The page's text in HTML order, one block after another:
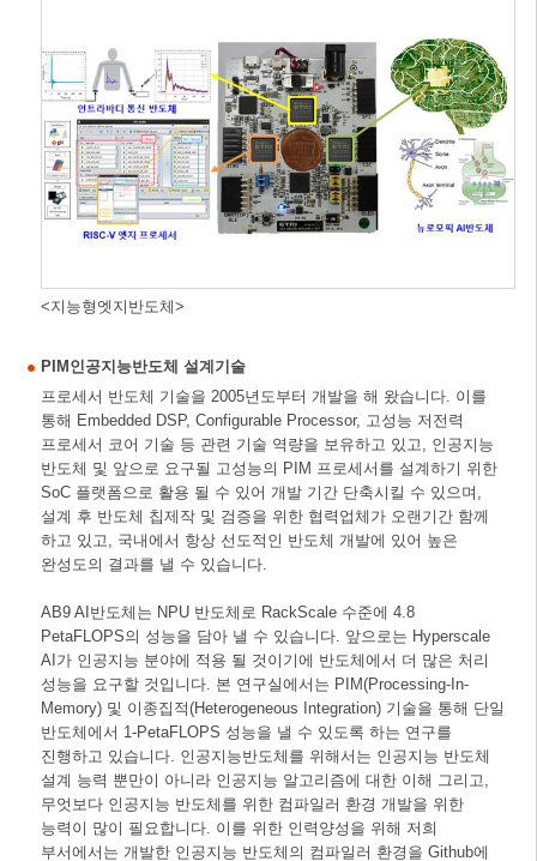
<지능형엣지반도체>
PIM인공지능반도체 설계기술
프로세서 반도체 기술을 2005년도부터 개발을 해 왔습니다. 이를
통해 Embedded DSP, Configurable Processor, 고성능 저전력
프로세서 코어 기술 등 관련 기술 역량을 보유하고 있고, 인공지능
반도체 및 앞으로 요구될 고성능의 PIM 프로세서를 설계하기 위한
SoC 플랫폼으로 활용 될 수 있어 개발 기간 단축시킬 수 있으며,
설계 후 반도체 칩제작 및 검증을 위한 협력업체가 오랜기간 함께
하고 있고, 국내에서 항상 선도적인 반도체 개발에 있어 높은
완성도의 결과를 낼 수 있습니다.
AB9 AI반도체는 NPU 반도체로 RackScale 수준에 4.8
PetaFLOPS의 성능을 담아 낼 수 있습니다. 앞으로는 Hyperscale
AI가 인공지능 분야에 적용 될 것이기에 반도체에서 더 많은 처리
성능을 요구할 것입니다. 본 연구실에서는 PIM(Processing-In-
Memory) 및 이종집적(Heterogeneous Integration) 기술을 통해 단일
반도체에서 1-PetaFLOPS 성능을 낼 수 있도록 하는 연구를
진행하고 있습니다. 인공지능반도체를 위해서는 인공지능 반도체
설계 능력 뿐만이 아니라 인공지능 알고리즘에 대한 이해 그리고,
무엇보다 인공지능 반도체를 위한 컴파일러 환경 개발을 위한
능력이 많이 필요합니다. 이를 위한 인력양성을 위해 저희
부서에서는 개발한 인공지능 반도체의 컴파일러 환경을 Github에